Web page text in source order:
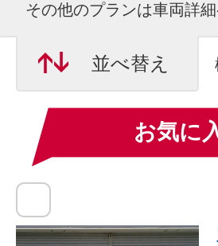
その他のプランは車両詳
並べ替え
お気に